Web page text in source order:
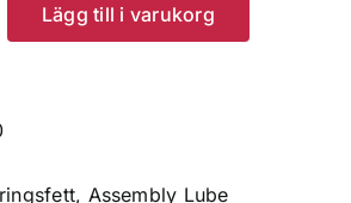
Lägg till i varukorg
, Assembly Lube